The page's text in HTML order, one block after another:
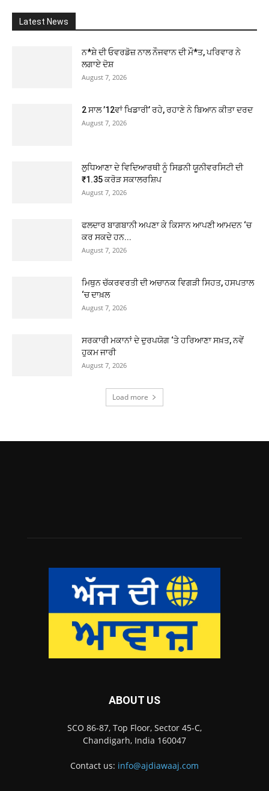
Latest News
ਨ*ਸ਼ੇ ਦੀ ਓਵਰਡੋਜ਼ ਨਾਲ ਨੌਜਵਾਨ ਦੀ ਮੌ*ਤ, ਪਰਿਵਾਰ ਨੇ
ਲਗਾਏ ਦੋਸ਼
August 7, 2026
2 ਸਾਲ ’12ਵਾਂ ਖਿਡਾਰੀ’ ਰਹੇ, ਰਹਾਣੇ ਨੇ ਬਿਆਨ ਕੀਤਾ ਦਰਦ
August 7, 2026
ਲੁਧਿਆਣਾ ਦੇ ਵਿਦਿਆਰਥੀ ਨੂੰ ਸਿਡਨੀ ਯੂਨੀਵਰਸਿਟੀ ਦੀ
₹1.35 ਕਰੋੜ ਸਕਾਲਰਸ਼ਿਪ
August 7, 2026
ਫਲਦਾਰ ਬਾਗਬਾਨੀ ਅਪਣਾ ਕੇ ਕਿਸਾਨ ਆਪਣੀ ਆਮਦਨ ‘ਚ
ਕਰ ਸਕਦੇ ਹਨ...
August 7, 2026
ਮਿਥੁਨ ਚੱਕਰਵਰਤੀ ਦੀ ਅਚਾਨਕ ਵਿਗੜੀ ਸਿਹਤ, ਹਸਪਤਾਲ
‘ਚ ਦਾਖ਼ਲ
August 7, 2026
ਸਰਕਾਰੀ ਮਕਾਨਾਂ ਦੇ ਦੁਰਪਯੋਗ ‘ਤੇ ਹਰਿਆਣਾ ਸਖ਼ਤ, ਨਵੇਂ
ਹੁਕਮ ਜਾਰੀ
August 7, 2026
Load more
ABOUT US
SCO 86-87, Top Floor, Sector 45-C,
Chandigarh, India 160047
Contact us: info@ajdiawaaj.com